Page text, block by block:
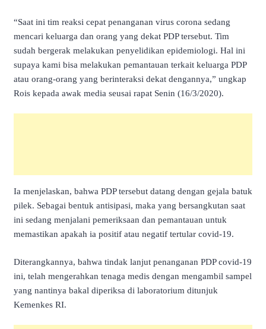
“Saat ini tim reaksi cepat penanganan virus corona sedang
mencari keluarga dan orang yang dekat PDP tersebut. Tim
sudah bergerak melakukan penyelidikan epidemiologi. Hal ini
supaya kami bisa melakukan pemantauan terkait keluarga PDP
atau orang-orang yang berinteraksi dekat dengannya,” ungkap
Rois kepada awak media seusai rapat Senin (16/3/2020).
Ia menjelaskan, bahwa PDP tersebut datang dengan gejala batuk
pilek. Sebagai bentuk antisipasi, maka yang bersangkutan saat
ini sedang menjalani pemeriksaan dan pemantauan untuk
memastikan apakah ia positif atau negatif tertular covid-19.
Diterangkannya, bahwa tindak lanjut penanganan PDP covid-19
ini, telah mengerahkan tenaga medis dengan mengambil sampel
yang nantinya bakal diperiksa di laboratorium ditunjuk
Kemenkes RI.